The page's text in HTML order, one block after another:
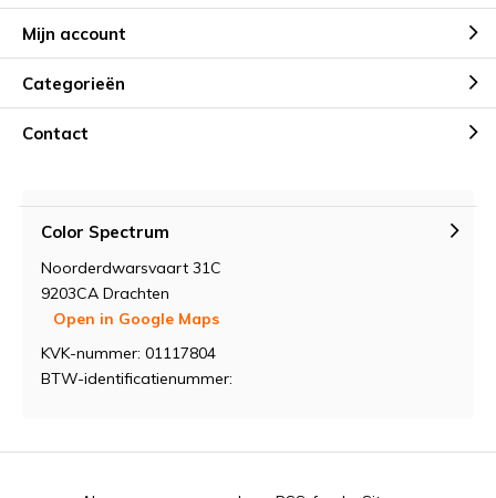
Mijn account
Categorieën
Contact
Color Spectrum
Noorderdwarsvaart 31C
9203CA Drachten
Open in Google Maps
KVK-nummer: 01117804
BTW-identificatienummer: